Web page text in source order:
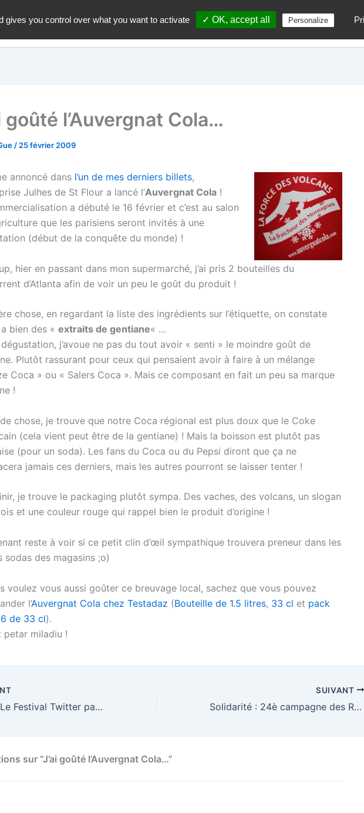
Accueil A propos du blog Contactez
goûté l’Auvergnat Cola…
/ 25 février 2009
annoncé dans l’un de mes derniers billets,
Julhes de St Flour a lancé l’Auvergnat Cola !
a débuté le 16 février et c’est au salon
que les parisiens seront invités à une
(début de la conquête du monde) !
hier en passant dans mon supermarché, j’ai pris 2 bouteilles du
d’Atlanta afin de voir un peu le goût du produit !
chose, en regardant la liste des ingrédients sur l’étiquette, on constate
a bien des « extraits de gentiane« …
j’avoue ne pas du tout avoir « senti » le moindre goût de
Plutôt rassurant pour ceux qui pensaient avoir à faire à un mélange
Coca » ou « Salers Coca ». Mais ce composant en fait un peu sa marque
!
chose, je trouve que notre Coca régional est plus doux que le Coke
(cela vient peut être de la gentiane) ! Mais la boisson est plutôt pas
(pour un soda). Les fans du Coca ou du Pepsi diront que ça ne
jamais ces derniers, mais les autres pourront se laisser tenter !
je trouve le packaging plutôt sympa. Des vaches, des volcans, un slogan
et une couleur rouge qui rappel bien le produit d’origine !
reste à voir si ce petit clin d’œil sympathique trouvera preneur dans les
sodas des magasins ;o)
voulez vous aussi goûter ce breuvage local, sachez que vous pouvez
l’Auvergnat Cola chez Testadaz (Bouteille de 1.5 litres, 33 cl et pack
de 33 cl).
petar miladiu !
Twestival : Le Festival Twitter partout dans le monde
SUIVANT
Solidarité : 24è campagne des Restos du Coeur !
sur “J’ai goûté l’Auvergnat Cola…”
gives you control over what you want to activate ✓ OK, accept all Personalize